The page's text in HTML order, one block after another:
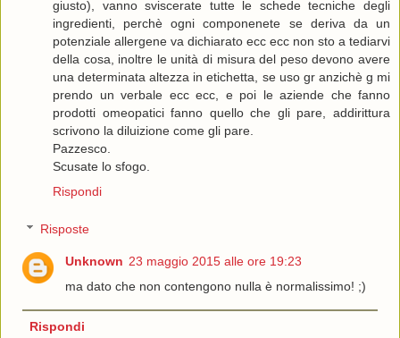
giusto), vanno sviscerate tutte le schede tecniche degli
ingredienti, perchè ogni componenete se deriva da un
potenziale allergene va dichiarato ecc ecc non sto a tediarvi
della cosa, inoltre le unità di misura del peso devono avere
una determinata altezza in etichetta, se uso gr anzichè g mi
prendo un verbale ecc ecc, e poi le aziende che fanno
prodotti omeopatici fanno quello che gli pare, addirittura
scrivono la diluizione come gli pare.
Pazzesco.
Scusate lo sfogo.
Rispondi
Risposte
Unknown 23 maggio 2015 alle ore 19:23
ma dato che non contengono nulla è normalissimo! ;)
Rispondi